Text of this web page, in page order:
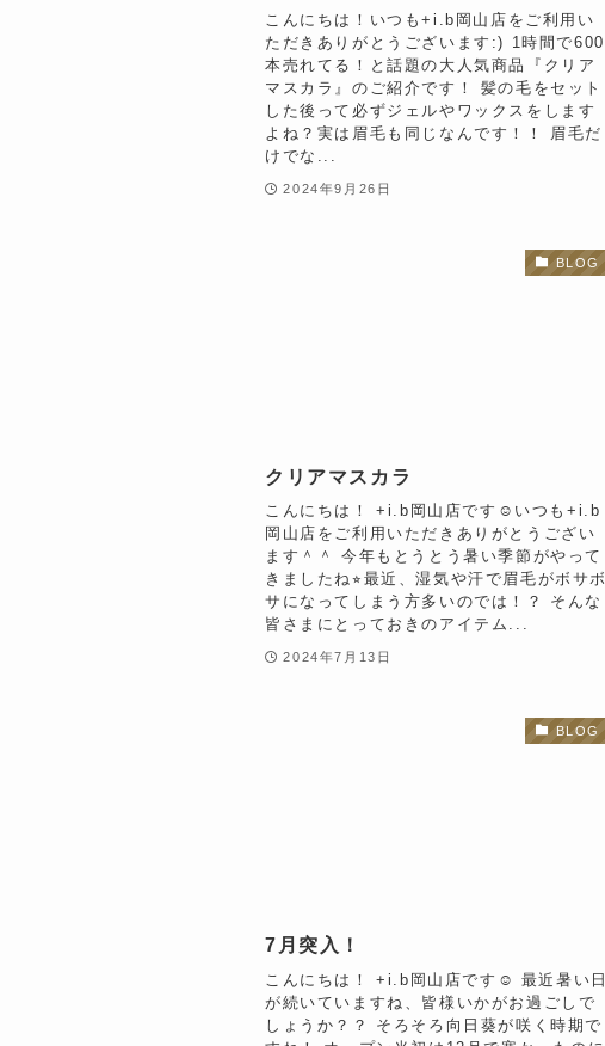
こんにちは！いつも+i.b岡山店をご利用い
ただきありがとうございます:) 1時間で600
本売れてる！と話題の大人気商品『クリア
マスカラ』のご紹介です！ 髪の毛をセット
した後って必ずジェルやワックスをします
よね？実は眉毛も同じなんです！！ 眉毛だ
けでな...
2024年9月26日
BLOG
クリアマスカラ
こんにちは！ +i.b岡山店です☺︎いつも+i.b
岡山店をご利用いただきありがとうござい
ます＾＾ 今年もとうとう暑い季節がやって
きましたね⭐︎最近、湿気や汗で眉毛がボサボ
サになってしまう方多いのでは！？ そんな
皆さまにとっておきのアイテム...
2024年7月13日
BLOG
7月突入！
こんにちは！ +i.b岡山店です☺︎ 最近暑い日
が続いていますね、皆様いかがお過ごしで
しょうか？？ そろそろ向日葵が咲く時期で